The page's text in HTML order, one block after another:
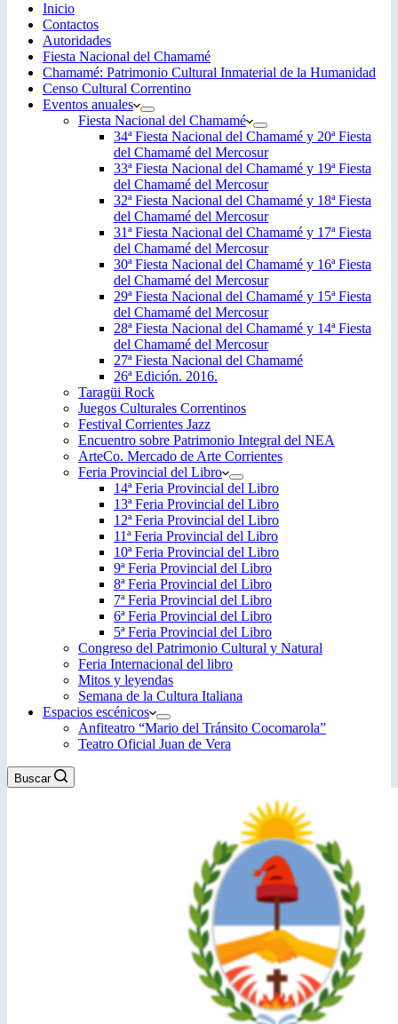
Inicio
Contactos
Autoridades
Fiesta Nacional del Chamamé
Chamamé: Patrimonio Cultural Inmaterial de la Humanidad
Censo Cultural Correntino
Eventos anuales
Fiesta Nacional del Chamamé
34ª Fiesta Nacional del Chamamé y 20ª Fiesta
del Chamamé del Mercosur
33ª Fiesta Nacional del Chamamé y 19ª Fiesta
del Chamamé del Mercosur
32ª Fiesta Nacional del Chamamé y 18ª Fiesta
del Chamamé del Mercosur
31ª Fiesta Nacional del Chamamé y 17ª Fiesta
del Chamamé del Mercosur
30ª Fiesta Nacional del Chamamé y 16ª Fiesta
del Chamamé del Mercosur
29ª Fiesta Nacional del Chamamé y 15ª Fiesta
del Chamamé del Mercosur
28ª Fiesta Nacional del Chamamé y 14ª Fiesta
del Chamamé del Mercosur
27ª Fiesta Nacional del Chamamé
26ª Edición. 2016.
Taragüi Rock
Juegos Culturales Correntinos
Festival Corrientes Jazz
Encuentro sobre Patrimonio Integral del NEA
ArteCo. Mercado de Arte Corrientes
Feria Provincial del Libro
14ª Feria Provincial del Libro
13ª Feria Provincial del Libro
12ª Feria Provincial del Libro
11ª Feria Provincial del Libro
10ª Feria Provincial del Libro
9ª Feria Provincial del Libro
8ª Feria Provincial del Libro
7ª Feria Provincial del Libro
6ª Feria Provincial del Libro
5ª Feria Provincial del Libro
Congreso del Patrimonio Cultural y Natural
Feria Internacional del libro
Mitos y leyendas
Semana de la Cultura Italiana
Espacios escénicos
Anfiteatro “Mario del Tránsito Cocomarola”
Teatro Oficial Juan de Vera
Buscar